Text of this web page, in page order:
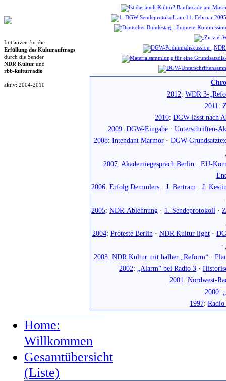
Initiativen für die
Erfüllung des Kulturauftrags
durch die Sender
NDR Kultur und
rbb-kulturradio
aktiv: 2004-2010
2012: WDR 3-
2011:
2010: DGW lässt nach
2009: DGW-Eingabe· Unterschriften-
2008: Intendant Marmor· DGW-
2007: Akademiegespräch Berlin · EU-
2006: Erfolg Demmlers· J. Bertram · J.
2005: NDR-Ablehnung · 1. Sendeprotokoll ·
2004: Proteste Berlin · NDR Kultur light·
·
2003: NDR Kultur mit halber „Reform“·
2002: „Alarm“ bei Radio 3 ·
2001: Nordwest-
2000:
1997:
Home:
Willkommen
Gesamtübersicht
(Liste)